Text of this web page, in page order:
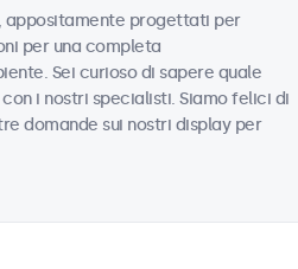
appositamente progettati per
per una completa
Sei curioso di sapere quale
i nostri specialisti. Siamo felici di
domande sui nostri display per